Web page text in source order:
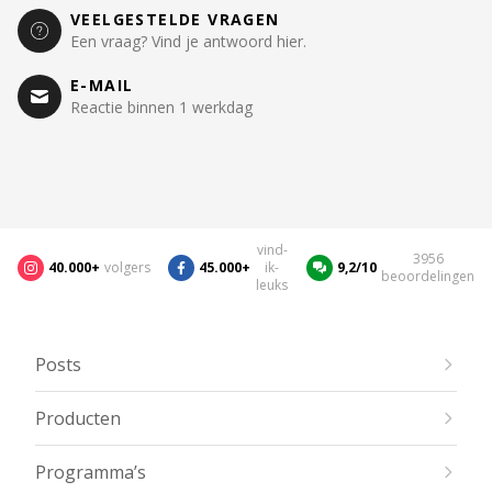
VEELGESTELDE VRAGEN
Een vraag? Vind je antwoord hier.
E-MAIL
Reactie binnen 1 werkdag
40.000+ volgers 45.000+
vind-
ik-
leuks
9,2/10
3956
beoordelingen
Posts
Producten
Programma’s